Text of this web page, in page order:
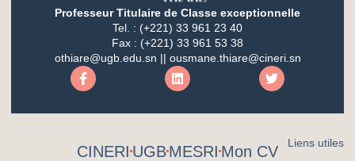
Professeur Titulaire de Classe exceptionnelle
Tel. : (+221) 33 961 23 40
Fax : (+221) 33 961 53 38
othiare@ugb.edu.sn || ousmane.thiare@cineri.sn
Liens utiles
CINERI UGBMESRI Mon CV